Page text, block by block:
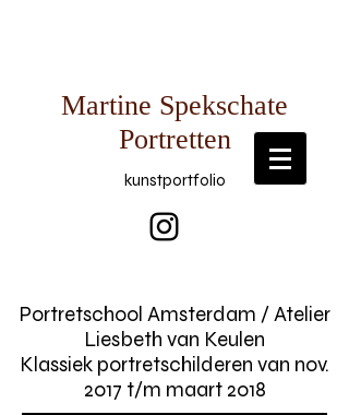
Martine Spekschate
Portretten
kunstportfolio
Portretschool Amsterdam / Atelier
Liesbeth van Keulen
Klassiek portretschilderen van nov.
2017 t/m maart 2018